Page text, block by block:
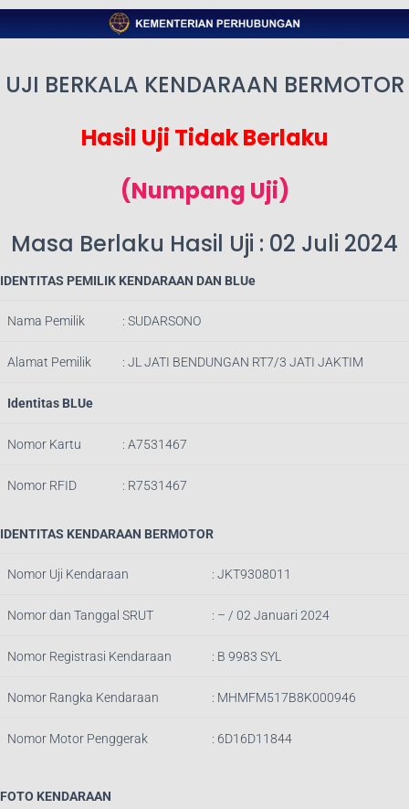
UJI BERKALA KENDARAAN BERMOTOR
Hasil Uji Tidak Berlaku
(Numpang Uji)
Masa Berlaku Hasil Uji : 02 Juli 2024
IDENTITAS PEMILIK KENDARAAN DAN BLUe
Nama Pemilik : SUDARSONO
Alamat Pemilik : JL JATI BENDUNGAN RT7/3 JATI JAKTIM
Identitas BLUe
Nomor Kartu : A7531467
Nomor RFID : R7531467
IDENTITAS KENDARAAN BERMOTOR
Nomor Uji Kendaraan : JKT9308011
Nomor dan Tanggal SRUT : – / 02 Januari 2024
Nomor Registrasi Kendaraan : B 9983 SYL
Nomor Rangka Kendaraan : MHMFM517B8K000946
Nomor Motor Penggerak : 6D16D11844
FOTO KENDARAAN